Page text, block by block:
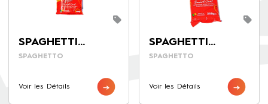
SPAGHETTI
SPAGHETTO 500G
SPAGHETTO
Voir les Détails
SPAGHETTI
SPAGHETTO 250G
SPAGHETTO
Voir les Détails